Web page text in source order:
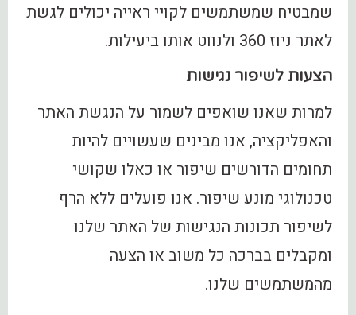
שמבטיח שמשתמשים לקויי ראייה יכולים לגשת
לאתר ניוז 360 ולנווט אותו ביעילות.
הצעות לשיפור נגישות
למרות שאנו שואפים לשמור על הנגשת האתר
והאפליקציה, אנו מבינים שעשויים להיות
תחומים הדורשים שיפור או כאלו שקושי
טכנולוגי מונע שיפור. אנו פועלים ללא הרף
לשיפור תכונות הנגישות של האתר שלנו
ומקבלים בברכה כל משוב או הצעה
מהמשתמשים שלנו.